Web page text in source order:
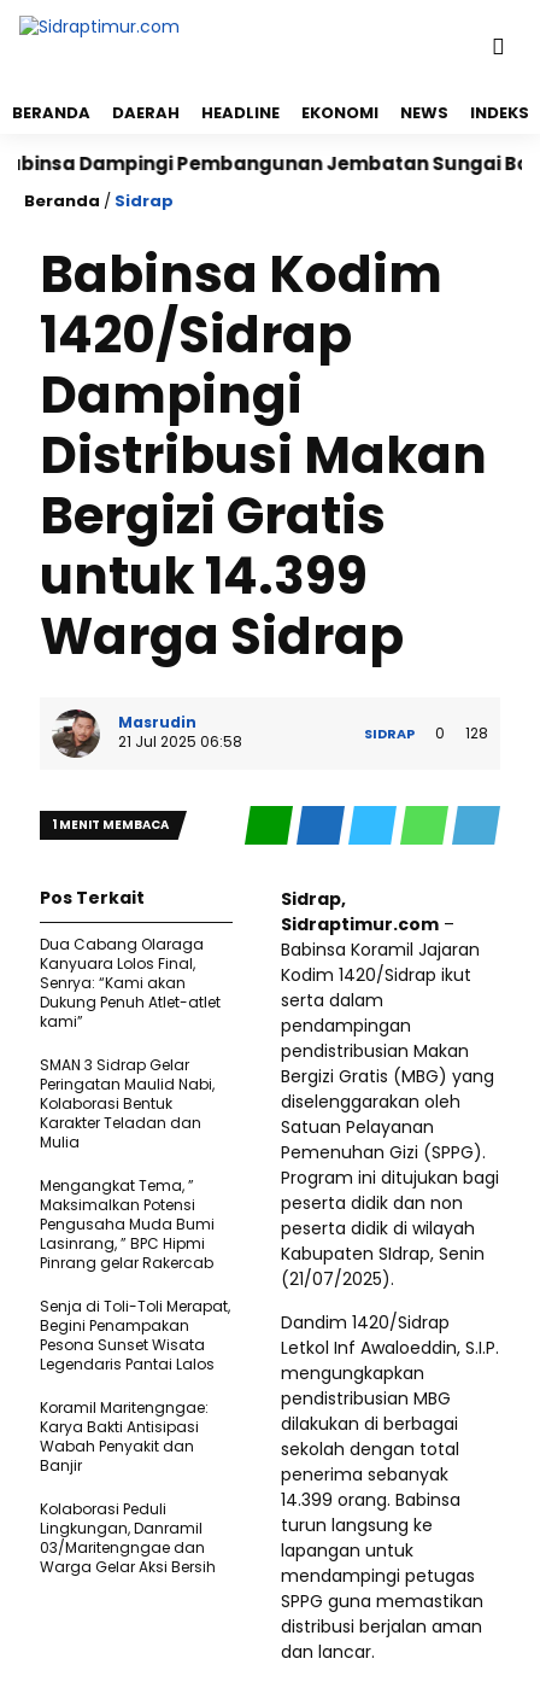
BERANDA DAERAH HEADLINE EKONOMI NEWS INDEKS
Dampingi Pembangunan Jembatan Sungai Bolalele
Beranda / Sidrap
Babinsa Kodim
1420/Sidrap
Dampingi
Distribusi Makan
Bergizi Gratis
untuk 14.399
Warga Sidrap
Masrudin
21 Jul 2025 06:58
SIDRAP 0 128
1 MENIT MEMBACA
Sidrap,
Sidraptimur.com –
Babinsa Koramil Jajaran
Kodim 1420/Sidrap ikut
serta dalam
pendampingan
pendistribusian Makan
Bergizi Gratis (MBG) yang
diselenggarakan oleh
Satuan Pelayanan
Pemenuhan Gizi (SPPG).
Program ini ditujukan bagi
peserta didik dan non
peserta didik di wilayah
Kabupaten SIdrap, Senin
(21/07/2025).
Dandim 1420/Sidrap
Letkol Inf Awaloeddin, S.I.P.
mengungkapkan
pendistribusian MBG
dilakukan di berbagai
sekolah dengan total
penerima sebanyak
14.399 orang. Babinsa
turun langsung ke
lapangan untuk
mendampingi petugas
SPPG guna memastikan
distribusi berjalan aman
dan lancar.
Pos Terkait
Dua Cabang Olaraga
Kanyuara Lolos Final,
Senrya: “Kami akan
Dukung Penuh Atlet-atlet
kami”
SMAN 3 Sidrap Gelar
Peringatan Maulid Nabi,
Kolaborasi Bentuk
Karakter Teladan dan
Mulia
Mengangkat Tema, ”
Maksimalkan Potensi
Pengusaha Muda Bumi
Lasinrang, ” BPC Hipmi
Pinrang gelar Rakercab
Senja di Toli-Toli Merapat,
Begini Penampakan
Pesona Sunset Wisata
Legendaris Pantai Lalos
Koramil Maritengngae:
Karya Bakti Antisipasi
Wabah Penyakit dan
Banjir
Kolaborasi Peduli
Lingkungan, Danramil
03/Maritengngae dan
Warga Gelar Aksi Bersih